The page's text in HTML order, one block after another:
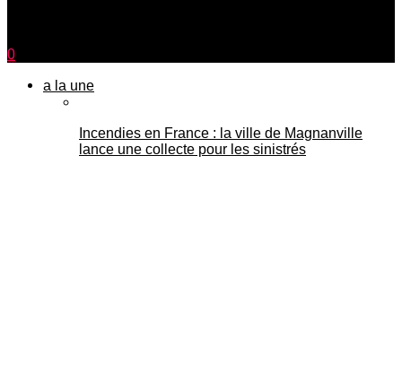
0
a la une
Incendies en France : la ville de Magnanville
lance une collecte pour les sinistrés